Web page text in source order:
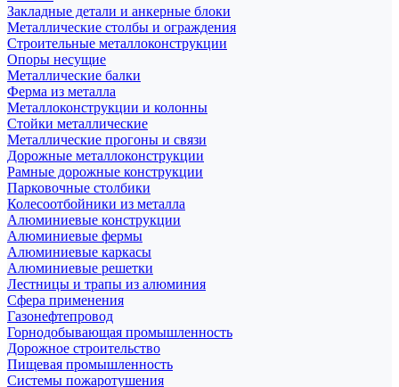
Закладные детали и анкерные блоки
Металлические столбы и ограждения
Строительные металлоконструкции
Опоры несущие
Металлические балки
Ферма из металла
Металлоконструкции и колонны
Стойки металлические
Металлические прогоны и связи
Дорожные металлоконструкции
Рамные дорожные конструкции
Парковочные столбики
Колесоотбойники из металла
Алюминиевые конструкции
Алюминиевые фермы
Алюминиевые каркасы
Алюминиевые решетки
Лестницы и трапы из алюминия
Сфера применения
Газонефтепровод
Горнодобывающая промышленность
Дорожное строительство
Пищевая промышленность
Системы пожаротушения